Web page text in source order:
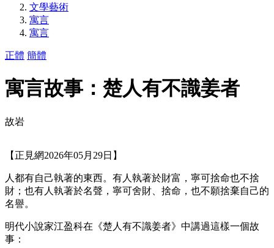
文學藝術
寓言
寓言
正體 簡體
寓言故事：楚人有不識姜者
故岩
【正見網2026年05月29日】
人都有自己執著的東西。有人執著於財富，寧可捨命也不捨
財；也有人執著於名聲，寧可舍財、捨命，也不願捨棄自己的
名譽。
明代小說家江盈科在《楚人有不識姜者》中講過這樣一個故
事：